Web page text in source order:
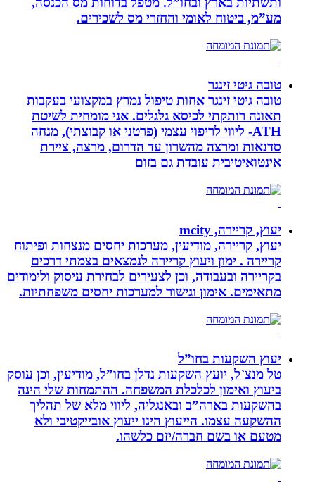
מע”מ, ביטוח לאומי והחזרי מס לשכירים.
טובה גיטי זינגר
טובה גיטי זינגר אחות טיפול נמרץ במקצועי בעקבות
תאונה רותקתי לכיסא גלגלים. אני מומחית לשיטת
ATH- ליווי לריפוי עצמי (פרטני או קבוצתי), מנחה
סדנאות ומרצה מהשרון עד הדרום, מרצה, ציירת
אינטואיטיבית עובדת גם בזום
יעוץ, קריירה, mcity
יעוץ, קריירה, מודיעין, מערכות יחסים מנצחות ופיתוח
קריירה . ימון ויעוץ קריירה לנמצאים בצמתי דרכים
בקריירה ובעבודה, וכן לצעירים לבחירת עיסוק ולימודים
מתאימים. אימון וגישור למערכות יחסים משפחתיות.
יעוץ השקעות בחו”ל
טל מנצ`ל, יועץ השקעות נדלן בחו”ל, מודיעין, וכן עוסק
ביעוץ ואימון לכלכלת המשפחה. ההתמחות שלי הינה
בהשקעות בארה”ב ובאנגליה, ליווי מלא של תהליך
ההשקעה עצמו. הייעוץ הינו ייעוץ אובייקטיבי ולא
מטעם או בשם חברה/יזם כלשהו.